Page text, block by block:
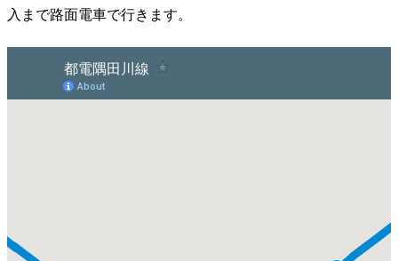
入まで路面電車で行きます。